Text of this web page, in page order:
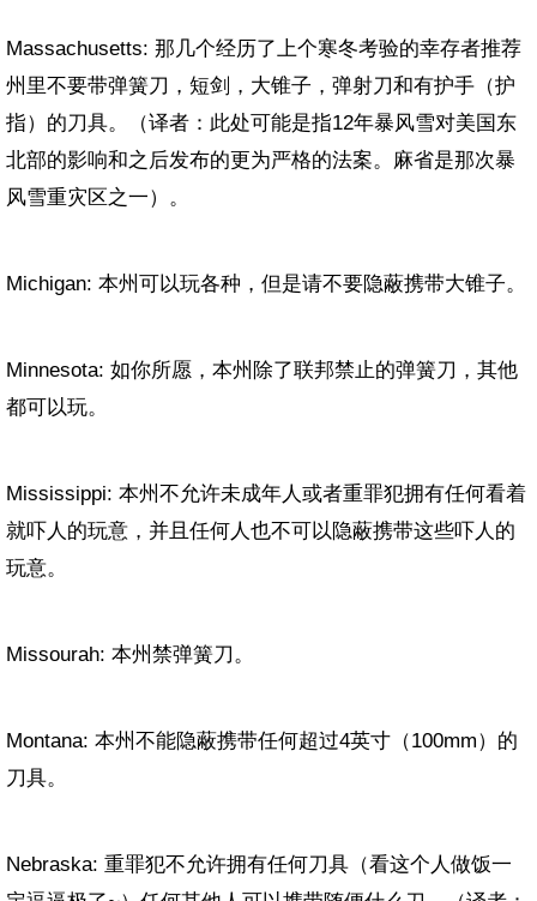
Massachusetts: 那几个经历了上个寒冬考验的幸存者推荐
州里不要带弹簧刀，短剑，大锥子，弹射刀和有护手（护
指）的刀具。（译者：此处可能是指12年暴风雪对美国东
北部的影响和之后发布的更为严格的法案。麻省是那次暴
风雪重灾区之一）。
Michigan: 本州可以玩各种，但是请不要隐蔽携带大锥子。
Minnesota: 如你所愿，本州除了联邦禁止的弹簧刀，其他
都可以玩。
Mississippi: 本州不允许未成年人或者重罪犯拥有任何看着
就吓人的玩意，并且任何人也不可以隐蔽携带这些吓人的
玩意。
Missourah: 本州禁弹簧刀。
Montana: 本州不能隐蔽携带任何超过4英寸（100mm）的
刀具。
Nebraska: 重罪犯不允许拥有任何刀具（看这个人做饭一